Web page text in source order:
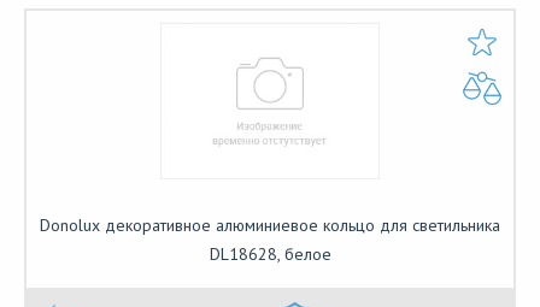
Donolux декоративное алюминиевое кольцо для светильника
DL18628, белое